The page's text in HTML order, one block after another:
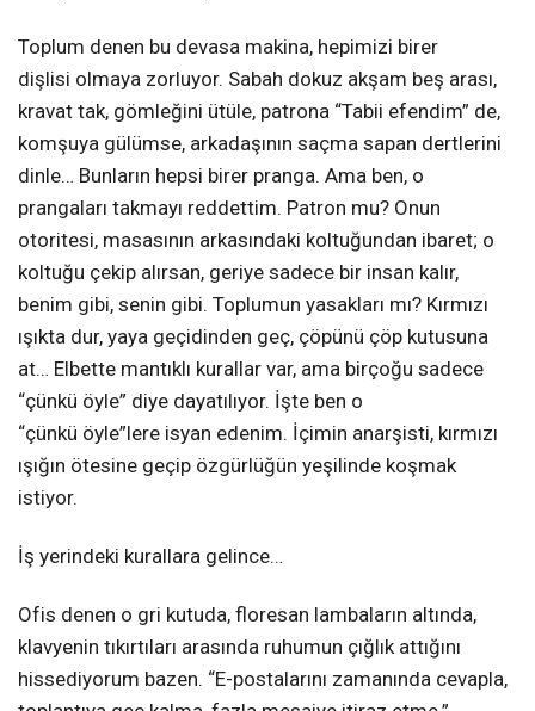
Toplum denen bu devasa makina, hepimizi birer
dişlisi olmaya zorluyor. Sabah dokuz akşam beş arası,
kravat tak, gömleğini ütüle, patrona “Tabii efendim” de,
komşuya gülümse, arkadaşının saçma sapan dertlerini
dinle… Bunların hepsi birer pranga. Ama ben, o
prangaları takmayı reddettim. Patron mu? Onun
otoritesi, masasının arkasındaki koltuğundan ibaret; o
koltuğu çekip alırsan, geriye sadece bir insan kalır,
benim gibi, senin gibi. Toplumun yasakları mı? Kırmızı
ışıkta dur, yaya geçidinden geç, çöpünü çöp kutusuna
at… Elbette mantıklı kurallar var, ama birçoğu sadece
“çünkü öyle” diye dayatılıyor. İşte ben o
“çünkü öyle”lere isyan edenim. İçimin anarşisti, kırmızı
ışığın ötesine geçip özgürlüğün yeşilinde koşmak
istiyor.
İş yerindeki kurallara gelince…
Ofis denen o gri kutuda, floresan lambaların altında,
klavyenin tıkırtıları arasında ruhumun çığlık attığını
hissediyorum bazen. “E-postalarını zamanında cevapla,